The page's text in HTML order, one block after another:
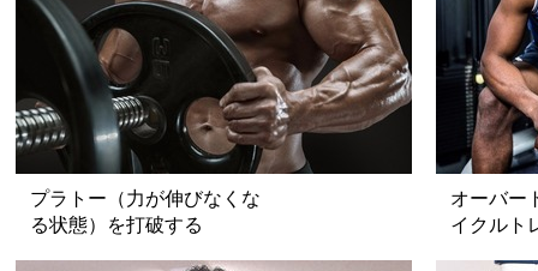
プラトー（力が伸びなくな
る状態）を打破する
オーバー
イクルト